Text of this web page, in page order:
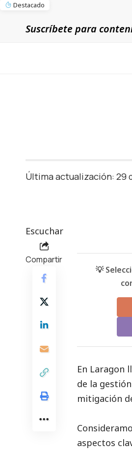
Destacado
Suscríbete para
Última actualización: 29
Escuchar
Compartir
💡
En Laragon
de la
mitigación
aspectos